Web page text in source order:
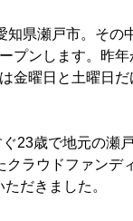
県瀬戸市。その
プンします。昨
金曜日と土曜日
23歳で地元の瀬
ラウドファンデ
だきました。